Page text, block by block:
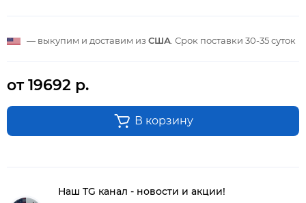
— выкупим и доставим из США . Срок поставки 30-35 суток
от 19692 р.
В корзину
Наш TG канал - новости и акции!